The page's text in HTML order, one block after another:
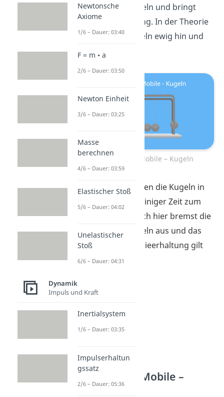
die anderen Kugeln und bringt
diese in Bewegung. In der Theorie
pendeln die Kugeln ewig hin und
her.
Perpetuum Mobile – Kugeln
Allerdings kommen die Kugeln in
der Praxis nach einiger Zeit zum
Stehen. Denn auch hier bremst die
Reibung
die Kugeln aus und das
Gesetz der Energieerhaltung gilt
nicht mehr.
Perpetuum Mobile –
Magnet
Newtonsche
Axiome
1/6 – Dauer: 03:40
F = m • a
2/6 – Dauer: 03:50
Newton Einheit
3/6 – Dauer: 03:25
Masse
berechnen
4/6 – Dauer: 03:59
Elastischer Stoß
5/6 – Dauer: 04:02
Unelastischer
Stoß
6/6 – Dauer: 04:31
Dynamik
Impuls und Kraft
Inertialsystem
1/6 – Dauer: 03:35
Impulserhaltun
gssatz
2/6 – Dauer: 05:36